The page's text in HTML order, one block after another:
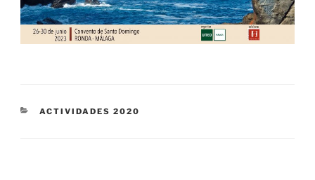
CATEGORÍAS
ACTIVIDADES 2020